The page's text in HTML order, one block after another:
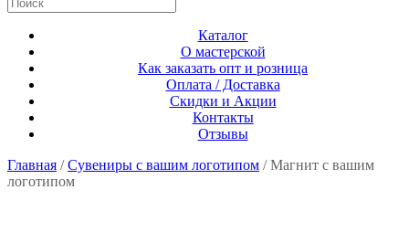
Каталог
О мастерской
Как заказать опт и розница
Оплата / Доставка
Скидки и Акции
Контакты
Отзывы
Главная /Сувениры с вашим логотипом / Магнит с вашим
логотипом